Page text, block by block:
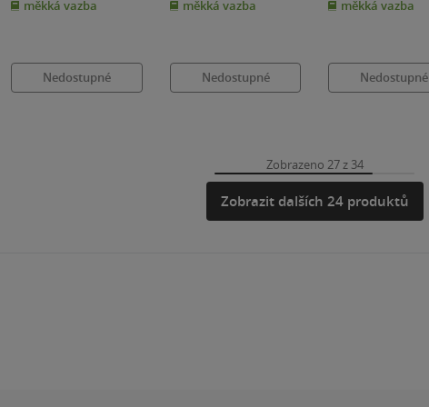
5
hvězdiček
měkká vazba
Nedostupné
5
hvězdiček
měkká vazba
Nedostupné
5
hvězdiček
měkká vazba
Nedostupné
Zobrazeno 27 z 34
Zobrazit dalších 24 produktů